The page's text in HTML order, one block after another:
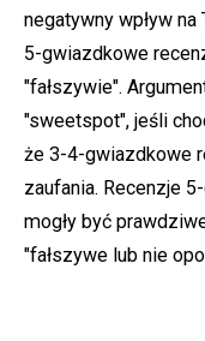
negatywny wpływ na
5-gwiazdkowe
"fałszywie".
"sweetspot", jeśli
że 3-4-gwiazdkowe
zaufania. Recenzje
mogły być
"fałszywe lub nie